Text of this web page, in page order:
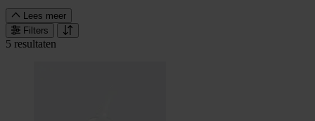
Lees meer
Filters
5 resultaten